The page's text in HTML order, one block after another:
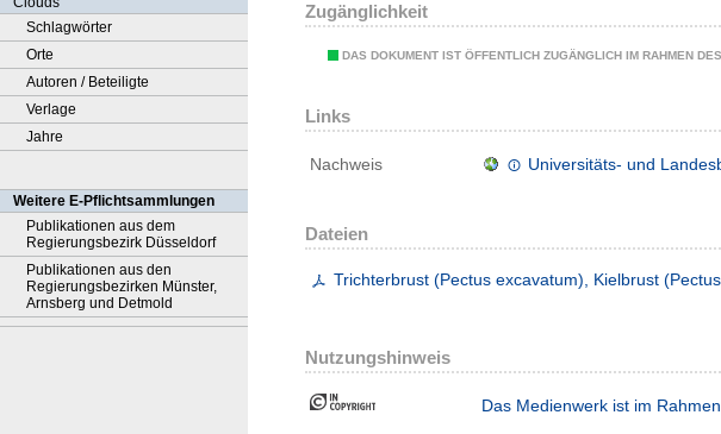
Schlagwörter
Orte
Autoren / Beteiligte
Verlage
Jahre
Weitere E-Pflichtsammlungen
Publikationen aus dem
Regierungsbezirk Düsseldorf
Publikationen aus den
Regierungsbezirken Münster,
Arnsberg und Detmold
Zugänglichkeit
DAS DOKUMENT IST ÖFFENTLICH ZUGÄNGLICH IM RAHMEN
Links
Nachweis Universitäts- und
Dateien
Trichterbrust (Pectus excavatum), Kielbrust
Nutzungshinweis
Das Medienwerk ist im